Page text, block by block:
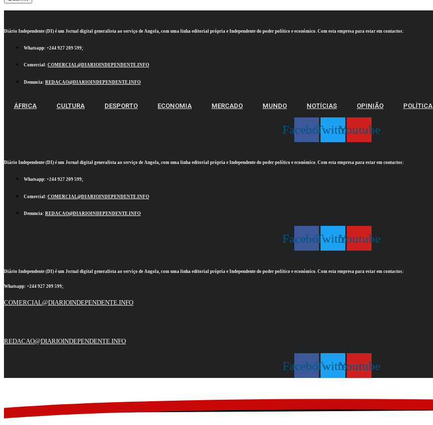
Diário Independente (DI) é um Jornal digital generalista ao serviço de Angola, com uma linha editorial própria e Independente do poder político e económico. Com esta empresa para estar em contactos:
Whatsapp: +244 927 209 599;
Comercial: COMERCIAL@DIARIOINDEPENDENTE.INFO
Denuncia: REDACAO@DIARIOINDEPENDENTE.INFO
ÁFRICA CULTURA DESPORTO ECONOMIA MERCADO MUNDO NOTÍCIAS OPINIÃO POLÍTICA
FacebookTwitterYoutube
Diário Independente (DI) é um Jornal digital generalista ao serviço de Angola, com uma linha editorial própria e Independente do poder político e económico. Com esta empresa para estar em contactos:
Whatsapp: +244 927 209 599;
Comercial: COMERCIAL@DIARIOINDEPENDENTE.INFO
Denuncia: REDACAO@DIARIOINDEPENDENTE.INFO
FacebookTwitterYoutube
Diário Independente (DI) é um Jornal digital generalista ao serviço de Angola, com uma linha editorial própria e Independente do poder político e económico. Com esta empresa para estar em contactos:
Whatsapp: +244 927 209 599;
COMERCIAL@DIARIOINDEPENDENTE.INFO
REDACAO@DIARIOINDEPENDENTE.INFO
FacebookTwitterYoutube